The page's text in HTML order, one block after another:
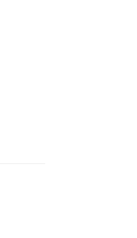
ザライン）